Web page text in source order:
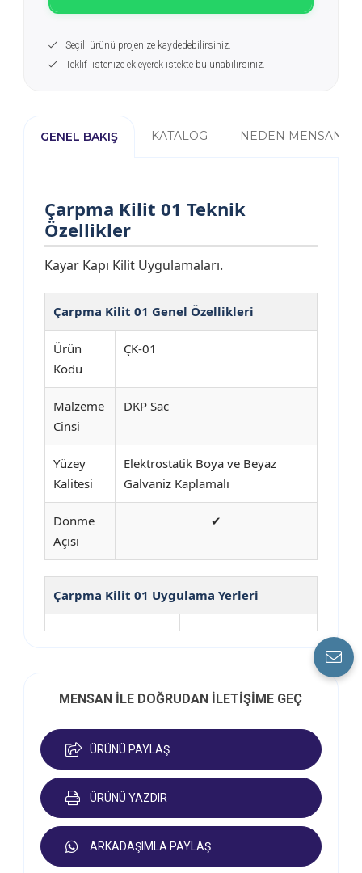
Seçili ürünü projenize kaydedebilirsiniz.
Teklif listenize ekleyerek istekte bulunabilirsiniz.
GENEL BAKIŞ KATALOG NEDEN MENSAN?
Çarpma Kilit 01 Teknik
Özellikler
Kayar Kapı Kilit Uygulamaları.
Çarpma Kilit 01 Genel Özellikleri
Ürün
Kodu
ÇK-01
Malzeme
Cinsi
DKP Sac
Yüzey
Kalitesi
Elektrostatik Boya ve Beyaz
Galvaniz Kaplamalı
Dönme
Açısı
✔
Çarpma Kilit 01 Uygulama Yerleri
MENSAN İLE DOĞRUDAN İLETİŞİME GEÇ
ÜRÜNÜ PAYLAŞ
ÜRÜNÜ YAZDIR
ARKADAŞIMLA PAYLAŞ